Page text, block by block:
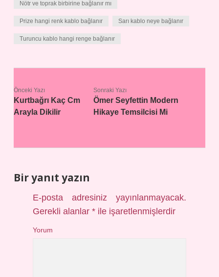
Nötr ve toprak birbirine bağlanır mı
Prize hangi renk kablo bağlanır Sarı kablo neye bağlanır
Turuncu kablo hangi renge bağlanır
Önceki Yazı
Kurtbağrı Kaç Cm
Arayla Dikilir
Sonraki Yazı
Ömer Seyfettin Modern
Hikaye Temsilcisi Mi
Bir yanıt yazın
E-posta adresiniz yayınlanmayacak.
Gerekli alanlar* ile işaretlenmişlerdir
Yorum